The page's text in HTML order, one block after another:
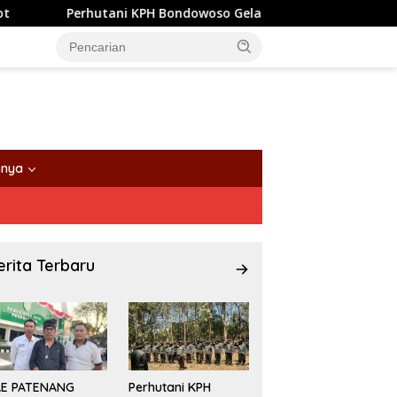
Perhutani KPH Bondowoso Gelar Apel Siaga dan Simulasi
Terbaru
PATENANG
Perhutani KPH